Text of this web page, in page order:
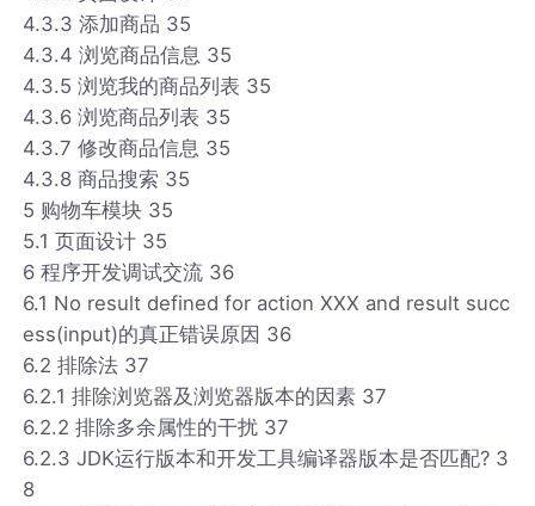
4.3.3 添加商品 35
4.3.4 浏览商品信息 35
4.3.5 浏览我的商品列表 35
4.3.6 浏览商品列表 35
4.3.7 修改商品信息 35
4.3.8 商品搜索 35
5 购物车模块 35
5.1 页面设计 35
6 程序开发调试交流 36
6.1 No result defined for action XXX and result succ
ess(input)的真正错误原因 36
6.2 排除法 37
6.2.1 排除浏览器及浏览器版本的因素 37
6.2.2 排除多余属性的干扰 37
6.2.3 JDK运行版本和开发工具编译器版本是否匹配? 3
8